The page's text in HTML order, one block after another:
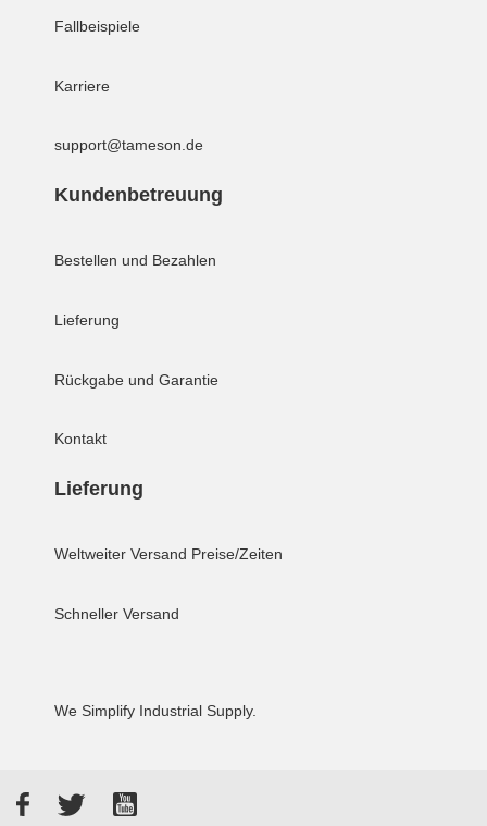
Fallbeispiele
Karriere
support@tameson.de
Kundenbetreuung
Bestellen und Bezahlen
Lieferung
Rückgabe und Garantie
Kontakt
Lieferung
Weltweiter Versand Preise/Zeiten
Schneller Versand
We Simplify Industrial Supply.
FacebookTwitterYouTube